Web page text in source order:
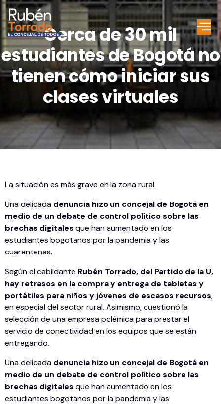
Cerca de 30 mil
estudiantes de Bogotá no
tienen cómo iniciar sus
clases virtuales
La situación es más grave en la zona rural.
Una delicada denuncia hizo un concejal de Bogotá en
medio de un debate de control político sobre las
brechas digitales que han aumentado en los
estudiantes bogotanos por la pandemia y las
cuarentenas.
Según el cabildante Rubén Torrado, del Partido de la U,
hay retrasos en la compra y entrega de tabletas y
portátiles para niños y jóvenes de escasos recursos,
en especial del sector rural. Asimismo, cuestionó la
selección de una empresa polémica para prestar el
servicio de conectividad en los equipos que se están
entregando.
Una delicada denuncia hizo un concejal de Bogotá en
medio de un debate de control político sobre las
brechas digitales que han aumentado en los
estudiantes bogotanos por la pandemia y las